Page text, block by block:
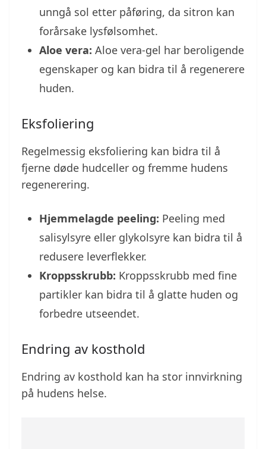
unngå sol etter påføring, da sitron kan
forårsake lysfølsomhet.
Aloe vera: Aloe vera-gel har beroligende
egenskaper og kan bidra til å regenerere
huden.
Eksfoliering
Regelmessig eksfoliering kan bidra til å
fjerne døde hudceller og fremme hudens
regenerering.
Hjemmelagde peeling: Peeling med
salisylsyre eller glykolsyre kan bidra til å
redusere leverflekker.
Kroppsskrubb: Kroppsskrubb med fine
partikler kan bidra til å glatte huden og
forbedre utseendet.
Endring av kosthold
Endring av kosthold kan ha stor innvirkning
på hudens helse.